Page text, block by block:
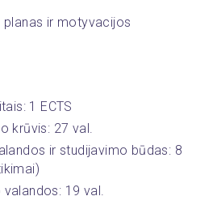
ir motyvacijos
1 ECTS
krūvis: 27 val.
ir studijavimo būdas: 8
19 val.